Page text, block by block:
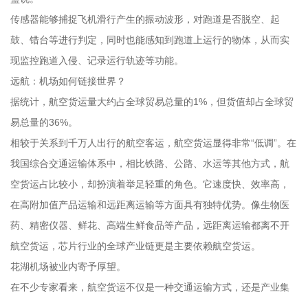
传感器能够捕捉飞机滑行产生的振动波形，对跑道是否脱空、起
鼓、错台等进行判定，同时也能感知到跑道上运行的物体，从而实
现监控跑道入侵、记录运行轨迹等功能。
远航：机场如何链接世界？
据统计，航空货运量大约占全球贸易总量的1%，但货值却占全球贸
易总量的36%。
相较于关系到千万人出行的航空客运，航空货运显得非常“低调”。在
我国综合交通运输体系中，相比铁路、公路、水运等其他方式，航
空货运占比较小，却扮演着举足轻重的角色。它速度快、效率高，
在高附加值产品运输和远距离运输等方面具有独特优势。像生物医
药、精密仪器、鲜花、高端生鲜食品等产品，远距离运输都离不开
航空货运，芯片行业的全球产业链更是主要依赖航空货运。
花湖机场被业内寄予厚望。
在不少专家看来，航空货运不仅是一种交通运输方式，还是产业集